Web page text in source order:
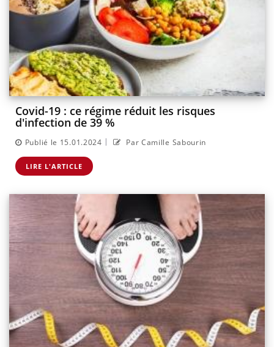
Covid-19 : ce régime réduit les risques
d'infection de 39 %
Publié le 15.01.2024 | Par Camille Sabourin
LIRE L'ARTICLE